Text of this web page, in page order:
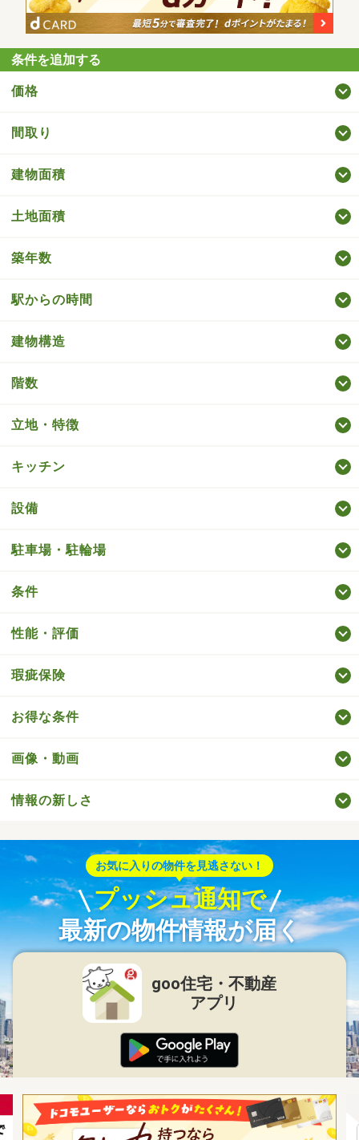
条件を追加する
価格
間取り
建物面積
土地面積
築年数
駅からの時間
建物構造
階数
立地・特徴
キッチン
設備
駐車場・駐輪場
条件
性能・評価
瑕疵保険
お得な条件
画像・動画
情報の新しさ
お気に入りの物件を見逃さない！
プッシュ通知で
最新の物件情報が届く
goo住宅・不動産
アプリ